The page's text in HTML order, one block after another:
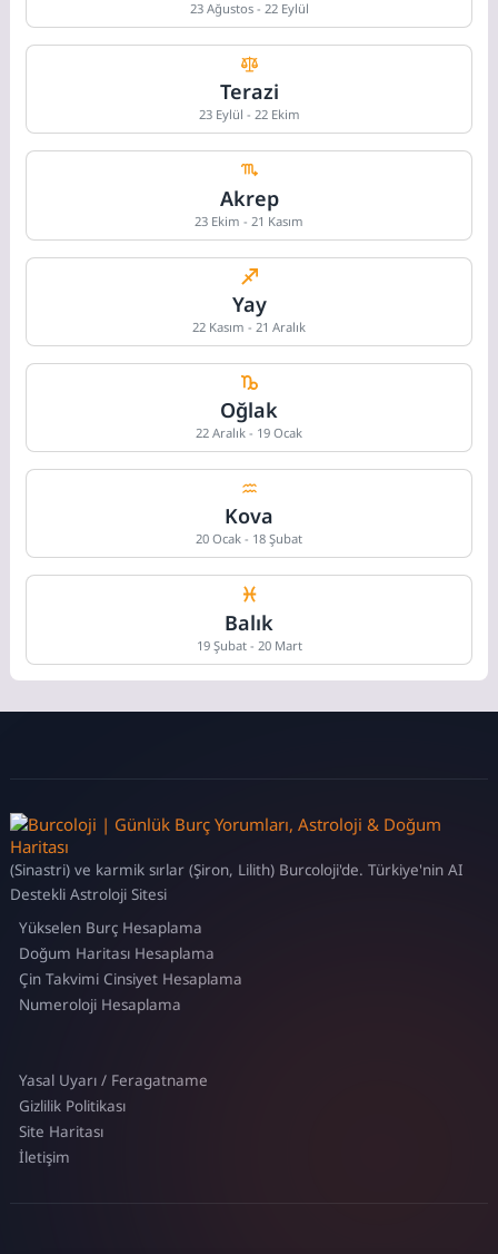
23 Ağustos - 22 Eylül
Terazi
23 Eylül - 22 Ekim
Akrep
23 Ekim - 21 Kasım
Yay
22 Kasım - 21 Aralık
Oğlak
22 Aralık - 19 Ocak
Kova
20 Ocak - 18 Şubat
Balık
19 Şubat - 20 Mart
(Sinastri) ve karmik sırlar (Şiron, Lilith) Burcoloji'de. Türkiye'nin AI
Destekli Astroloji Sitesi
Yükselen Burç Hesaplama
Doğum Haritası Hesaplama
Çin Takvimi Cinsiyet Hesaplama
Numeroloji Hesaplama
Yasal Uyarı / Feragatname
Gizlilik Politikası
Site Haritası
İletişim